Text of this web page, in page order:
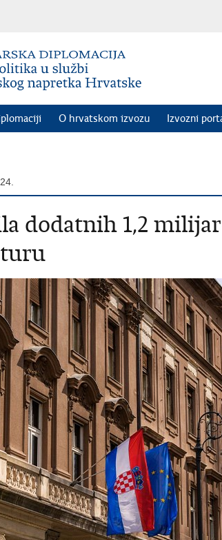
O hrvatskom izvozu Izvozni
dodatnih 1,2